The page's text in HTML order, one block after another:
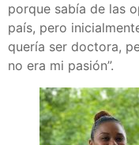
porque sabía de las
país, pero
quería ser doctora,
no era mi pasión”.